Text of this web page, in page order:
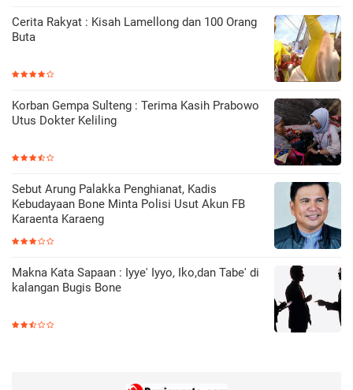
Cerita Rakyat : Kisah Lamellong dan 100 Orang
Buta
Korban Gempa Sulteng : Terima Kasih Prabowo
Utus Dokter Keliling
Sebut Arung Palakka Penghianat, Kadis
Kebudayaan Bone Minta Polisi Usut Akun FB
Karaenta Karaeng
Makna Kata Sapaan : Iyye' Iyyo, Iko,dan Tabe' di
kalangan Bugis Bone